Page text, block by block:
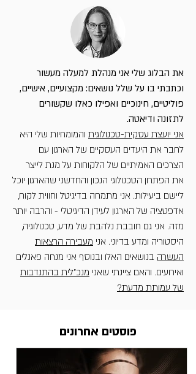
את הבלוג שלי אני מנהלת למעלה מעשור
וכתבתי בו על שלל נושאים: מקצועיים, אישיים,
פוליטיים, חינוכיים ואפילו כאלו שקשורים
לתזונה ודיאטה.
אני יועצת עסקית-טכנולוגית והמומחיות שלי היא
לחבר את היעדים העסקיים של הארגון עם
הצרכים האמיתיים של הלקוחות על מנת לייצר
את הפתרון הטכנולוגי הנכון והחדשני שהארגון יוכל
ליישם ביעילות. אני מתמחה בדיגיטל וחווית לקוח,
אדפטציה של הארגון לעידן הדיגיטלי - והרבה יותר
מזה. אני גם חובבת נלהבת של מדע, טכנולוגיה,
היסטוריה ומדע בדיוני. אני מעבירה הרצאות
העשרה בנושאים האלו ובנוסף אני מנחה פאנלים
ואירועים. והאם ציינתי שאני מנכ"לית בהתנדבות
של עמותת מדעת?
פוסטים אחרונים